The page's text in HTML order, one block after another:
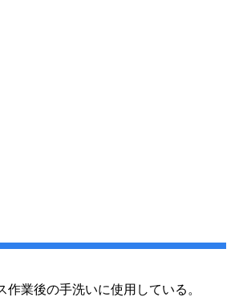
作業後の手洗いに使用している。